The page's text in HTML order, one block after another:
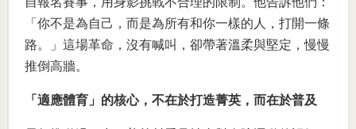
「你不是為自己，而是為所有和你一樣的人，打開一條
路。」這場革命，沒有喊叫，卻帶著溫柔與堅定，慢慢
推倒高牆。
「適應體育」的核心，不在於打造菁英，而在於普及